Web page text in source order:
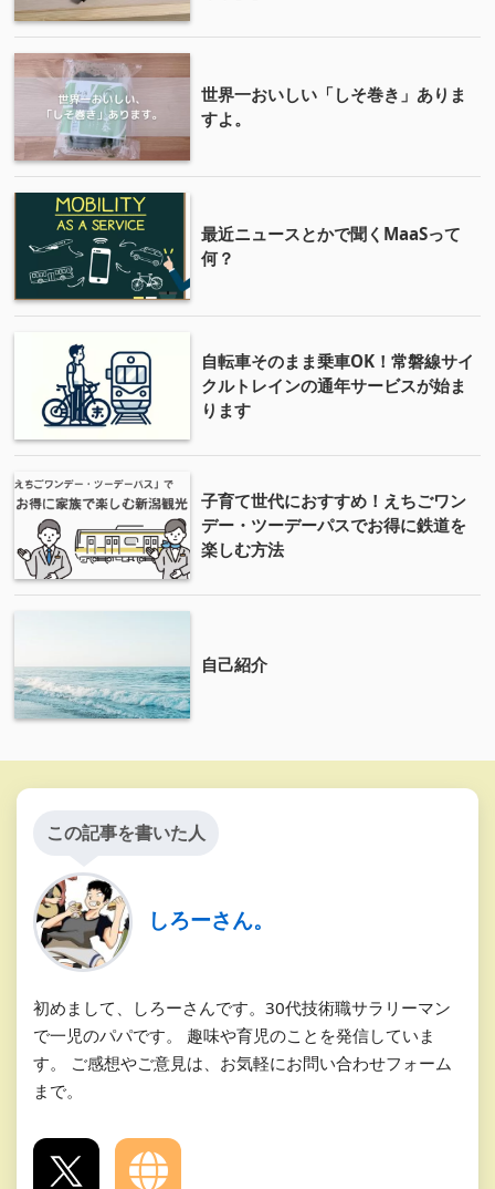
世界一おいしい「しそ巻き」ありま
すよ。
最近ニュースとかで聞くMaaSって
何？
自転車そのまま乗車OK！常磐線サイ
クルトレインの通年サービスが始ま
ります
子育て世代におすすめ！えちごワン
デー・ツーデーパスでお得に鉄道を
楽しむ方法
自己紹介
この記事を書いた人
しろーさん。
初めまして、しろーさんです。30代技術職サラリーマン
で一児のパパです。 趣味や育児のことを発信していま
す。 ご感想やご意見は、お気軽にお問い合わせフォーム
まで。